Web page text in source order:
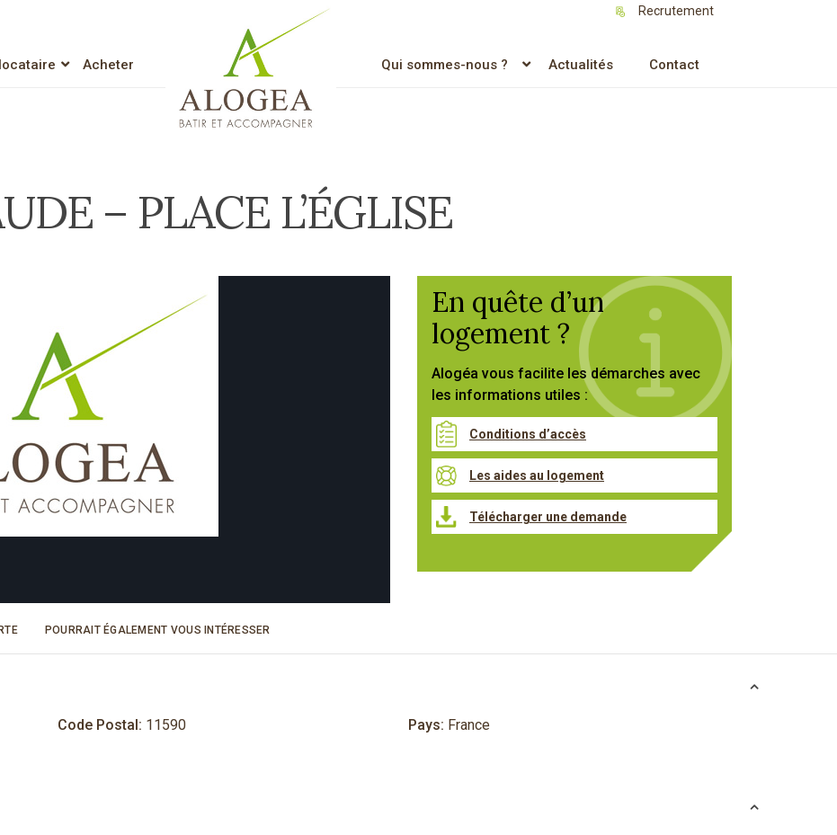
Recrutement
Acheter Lien vers l’accueil Qui sommes-nous ? Actualités Contact
– PLACE L’ÉGLISE
En quête d’un
logement ?
Alogéa vous facilite les démarches avec
les informations utiles :
Conditions d’accès
Les aides au logement
Télécharger une demande
POURRAIT ÉGALEMENT VOUS INTÉRESSER
Code Postal: 11590 Pays: France